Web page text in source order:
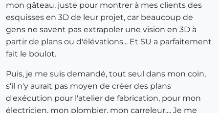
mon gâteau, juste pour montrer à mes clients des
esquisses en 3D de leur projet, car beaucoup de
gens ne savent pas extrapoler une vision en 3D à
partir de plans ou d'élévations... Et SU a parfaitement
fait le boulot.
Puis, je me suis demandé, tout seul dans mon coin,
s'il n'y aurait pas moyen de créer des plans
d'exécution pour l'atelier de fabrication, pour mon
électricien, mon plombier, mon carreleur,... Je me